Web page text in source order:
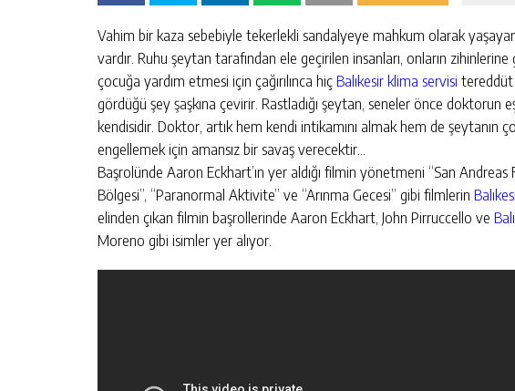
Vahim bir kaza sebebiyle tekerlekli sandalyeye mahkum olarak
vardır. Ruhu şeytan tarafından ele geçirilen insanları, onların
çocuğa yardım etmesi için çağırılınca hiçBalıkesir klima servisi
gördüğü şey şaşkına çevirir. Rastladığı şeytan, seneler önce doktorun
kendisidir. Doktor, artık hem kendi intikamını almak hem de şeytanın
engellemek için amansız bir savaş verecektir…
Başrolünde Aaron Eckhart’ın yer aldığı filmin yönetmeni “San
Bölgesi”, “Paranormal Aktivite” ve “Arınma Gecesi” gibi filmlerin
elinden çıkan filmin başrollerinde Aaron Eckhart, John Pirruccello ve
Moreno gibi isimler yer alıyor.
OSB’NIN İLK
CHP SAMSUN TEŞKILATINDAN GÜÇLÜ
MESAJ